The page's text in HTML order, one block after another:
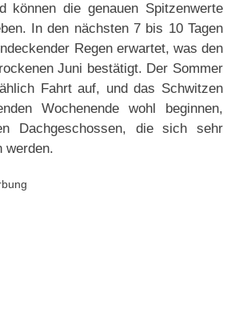
können die genauen Spitzenwerte
In den nächsten 7 bis 10 Tagen
Regen erwartet, was den
Juni bestätigt. Der Sommer
Fahrt auf, und das Schwitzen
Wochenende wohl beginnen,
Dachgeschossen, die sich sehr
werden.